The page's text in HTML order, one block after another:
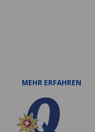
MEHR ERFAHREN